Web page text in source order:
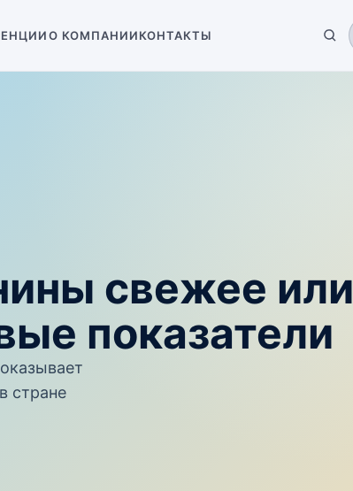
О КОМПАНИИКОНТАКТЫ
свежее или
показатели
стране